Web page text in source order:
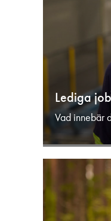
Lediga
Vad innebär